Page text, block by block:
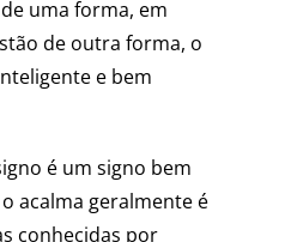
uma forma, em
de outra forma, o
e bem
é um signo bem
acalma geralmente é
conhecidas por